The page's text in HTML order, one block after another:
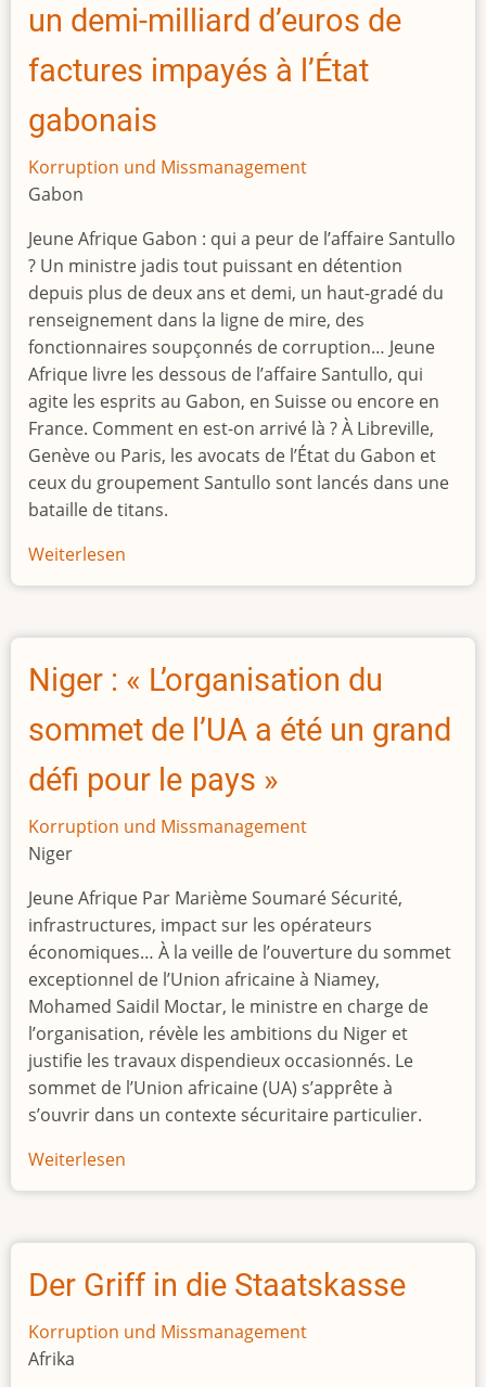
par
la
corruption
»
un demi-milliard d’euros de
factures impayés à l’État
gabonais
Korruption und Missmanagement
Gabon
Jeune Afrique Gabon : qui a peur de l’affaire Santullo
? Un ministre jadis tout puissant en détention
depuis plus de deux ans et demi, un haut-gradé du
renseignement dans la ligne de mire, des
fonctionnaires soupçonnés de corruption… Jeune
Afrique livre les dessous de l’affaire Santullo, qui
agite les esprits au Gabon, en Suisse ou encore en
France. Comment en est-on arrivé là ? À Libreville,
Genève ou Paris, les avocats de l’État du Gabon et
ceux du groupement Santullo sont lancés dans une
bataille de titans.
Weiterlesen
L’entreprise
réclame
demi-
milliard
d’euros
de
factures
impayés
gabonais
Niger : « L’organisation du
sommet de l’UA a été un grand
défi pour le pays »
Korruption und Missmanagement
Niger
Jeune Afrique Par Marième Soumaré Sécurité,
infrastructures, impact sur les opérateurs
économiques… À la veille de l’ouverture du sommet
exceptionnel de l’Union africaine à Niamey,
Mohamed Saidil Moctar, le ministre en charge de
l’organisation, révèle les ambitions du Niger et
justifie les travaux dispendieux occasionnés. Le
sommet de l’Union africaine (UA) s’apprête à
s’ouvrir dans un contexte sécuritaire particulier.
Weiterlesen
Niger
«
L’organisation
du
sommet
Der Griff in die Staatskasse
Korruption und Missmanagement
Afrika